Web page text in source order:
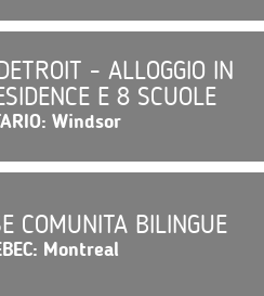
- ALLOGGIO IN
E 8 SCUOLE
Windsor
COMUNITA BILINGUE
Montreal